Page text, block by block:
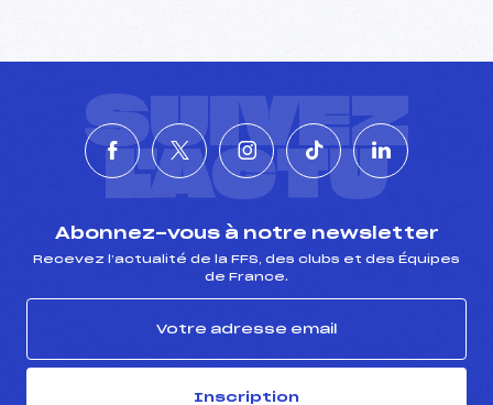
SUIVEZ
L'ACTU
Abonnez-vous à notre newsletter
Recevez l’actualité de la FFS, des clubs et des Équipes
de France.
Inscription